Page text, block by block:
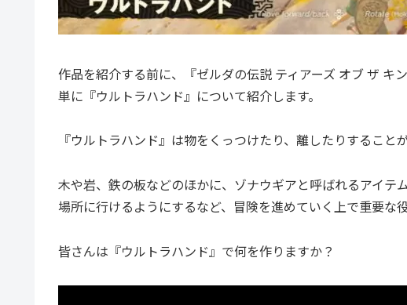
作品を紹介する前に、『ゼルダの伝説 ティアーズ オブ ザ
単に『ウルトラハンド』について紹介します。
『ウルトラハンド』は物をくっつけたり、離したりすること
木や岩、鉄の板などのほかに、ゾナウギアと呼ばれるアイテ
場所に行けるようにするなど、冒険を進めていく上で重要な
皆さんは『ウルトラハンド』で何を作りますか？